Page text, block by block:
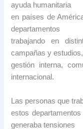
ayuda humanitaria
en países de
departamentos
trabajando en
campañas y estudios,
gestión interna,
internacional.
Las personas que
estos
generaba tensiones